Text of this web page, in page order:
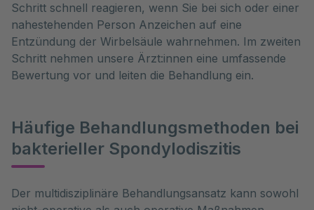
Schritt schnell reagieren, wenn Sie bei sich oder einer
nahestehenden Person Anzeichen auf eine
Entzündung der Wirbelsäule wahrnehmen. Im zweiten
Schritt nehmen unsere Ärzt:innen eine umfassende
Bewertung vor und leiten die Behandlung ein.
Häufige Behandlungsmethoden bei
bakterieller Spondylodiszitis
Der multidisziplinäre Behandlungsansatz kann sowohl